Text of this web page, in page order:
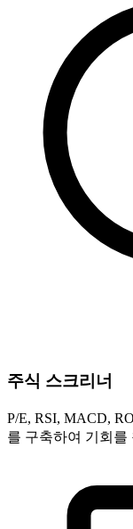
주식 스크리너
P/E, RSI, MACD,
를 구축하여 기회를